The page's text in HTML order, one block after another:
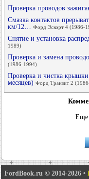
Проверка проводов
Смазка контактов
км/12… Форд Эскорт 4 (1986-
Снятие и установка
1989)
Проверка и замена
(1986-1994)
Проверка и чистка
месяцев) Форд Транзит 2
Еще
FordBook.ru © 2014-2026 •